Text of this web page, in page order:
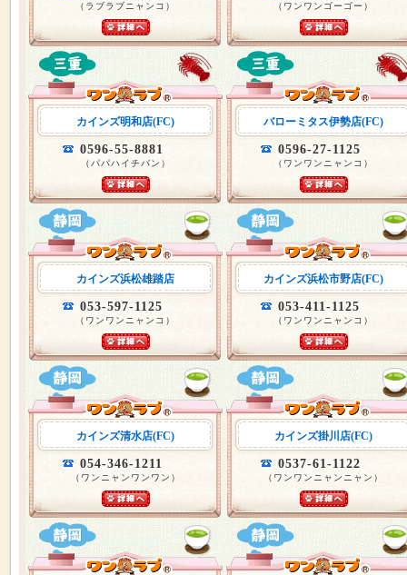
（ラブラブニャンコ） （ワンワンゴーゴー）
カインズ明和店(FC)
0596-55-8881
（パパハイチバン）
バローミタス伊勢店(FC)
0596-27-1125
（ワンワンニャンコ）
カインズ浜松雄踏店
053-597-1125
（ワンワンニャンコ）
カインズ浜松市野店(FC)
053-411-1125
（ワンワンニャンコ）
カインズ清水店(FC)
054-346-1211
（ワンニャンワンワン）
カインズ掛川店(FC)
0537-61-1122
（ワンワンニャンニャン）